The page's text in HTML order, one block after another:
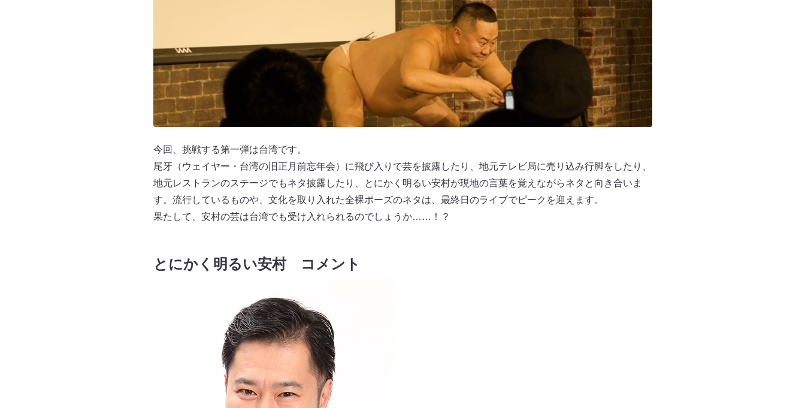
今回、挑戦する第一弾は台湾です。
尾牙（ウェイヤー・台湾の旧正月前忘年会）に飛び入りで芸を披露したり、地元テレビ局に売り込み行脚をしたり、
地元レストランのステージでもネタ披露したり、とにかく明るい安村が現地の言葉を覚えながらネタと向き合いま
す。流行しているものや、文化を取り入れた全裸ポーズのネタは、最終日のライブでピークを迎えます。
果たして、安村の芸は台湾でも受け入れられるのでしょうか……！？
とにかく明るい安村 コメント